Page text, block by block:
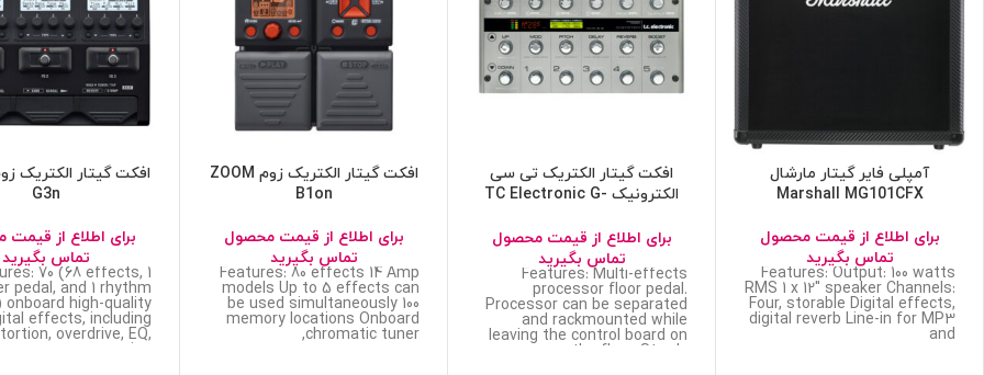
آمپلی فایر گیتار مارشال
Marshall MG101CFX
برای اطلاع از قیمت محصول
تماس بگیرید
Features: Output: 100 watts
RMS 1 x 12″ speaker Channels:
Four, storable Digital effects,
digital reverb Line-in for MP3
and
افکت گیتار الکتریک تی سی
الکترونیک TC Electronic G-
برای اطلاع از قیمت محصول
تماس بگیرید
Features: Multi-effects
processor floor pedal.
Processor can be separated
and rackmounted while
leaving the control board on
the floor. Sturdy
افکت گیتار الکتریک زوم ZOOM
B1on
برای اطلاع از قیمت محصول
تماس بگیرید
Features: 80 effects 14 Amp
models Up to 5 effects can
be used simultaneously 100
memory locations Onboard
chromatic tuner,
G3n
برای اطلاع از
تماس بگیرید
70 (68 effects, 1
pedal, and 1 rhythm
onboard high-quality
effects, including
overdrive, EQ,
compression,